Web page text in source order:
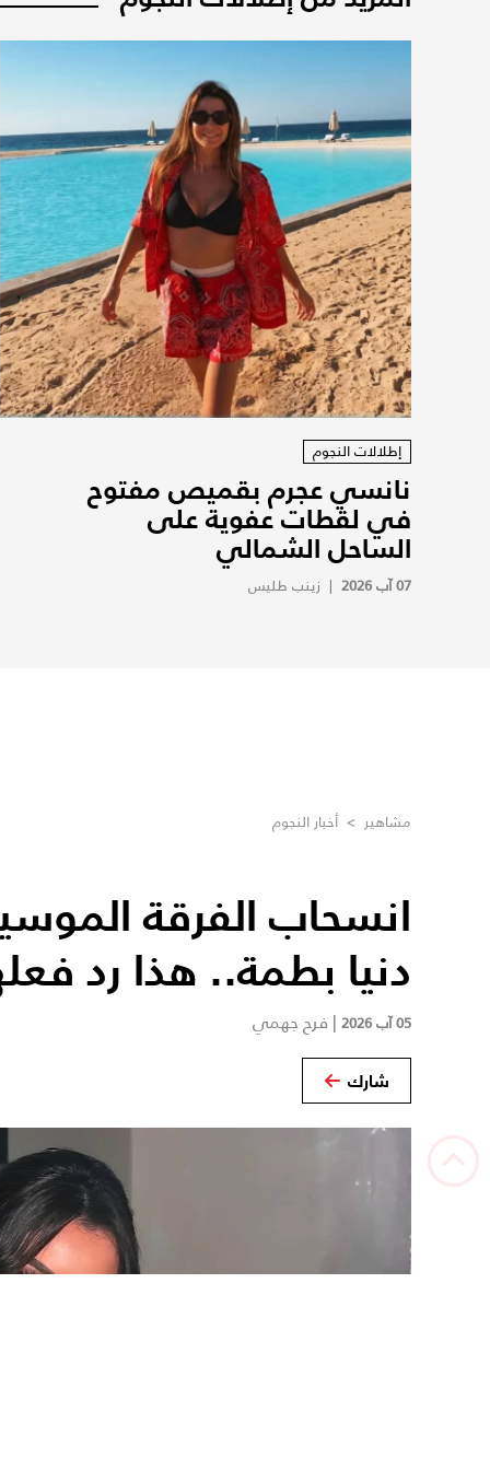
إطلالات النجوم
نانسي عجرم بقميص مفتوح
في لقطات عفوية على
الساحل الشمالي
07 آب 2026 | زينب طليس
مشاهير > أخبار النجوم
انسحاب الفرقة
دنيا بطمة.. هذا رد
05 آب 2026 | فرح جهمي
شارك